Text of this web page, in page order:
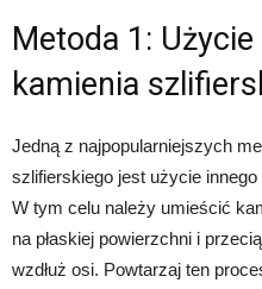
Metoda 1: Użycie
kamienia
Jedną z najpopularniejszych
szlifierskiego jest użycie
W tym celu należy umieścić
na płaskiej powierzchni i
wzdłuż osi. Powtarzaj ten